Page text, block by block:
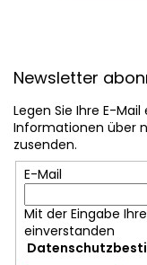
Newsletter
Legen Sie Ihre E-
Informationen über
zusenden.
E-Mail
Mit der Eingabe
einverstanden